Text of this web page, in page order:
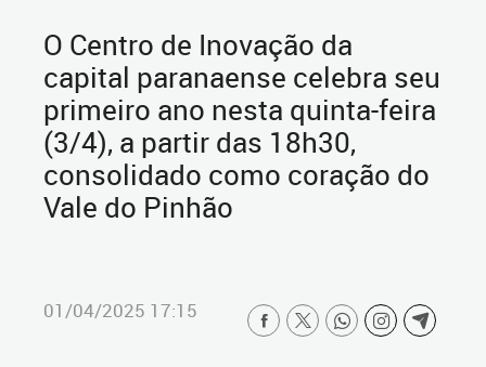
O Centro de Inovação da
capital paranaense celebra seu
primeiro ano nesta quinta-feira
(3/4), a partir das 18h30,
consolidado como coração do
Vale do Pinhão
01/04/2025 17:15